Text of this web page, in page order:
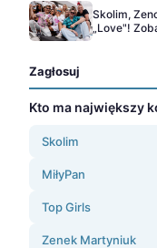
Skolim,
„Love"!
Zagłosuj
Kto ma największy
Skolim
MiłyPan
Top Girls
Zenek Martyniuk